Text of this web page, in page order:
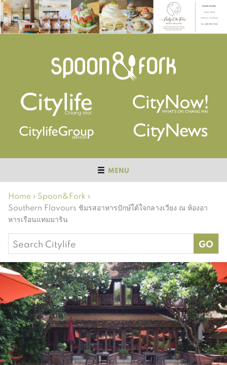
MENU
Home › Spoon&Fork ›
Southern Flavours ชิมรสอาหารปักษ์ใต้ใจกลางเวียง ณ ห้องอา
หารเรือนแทมมาริน
Search
for: